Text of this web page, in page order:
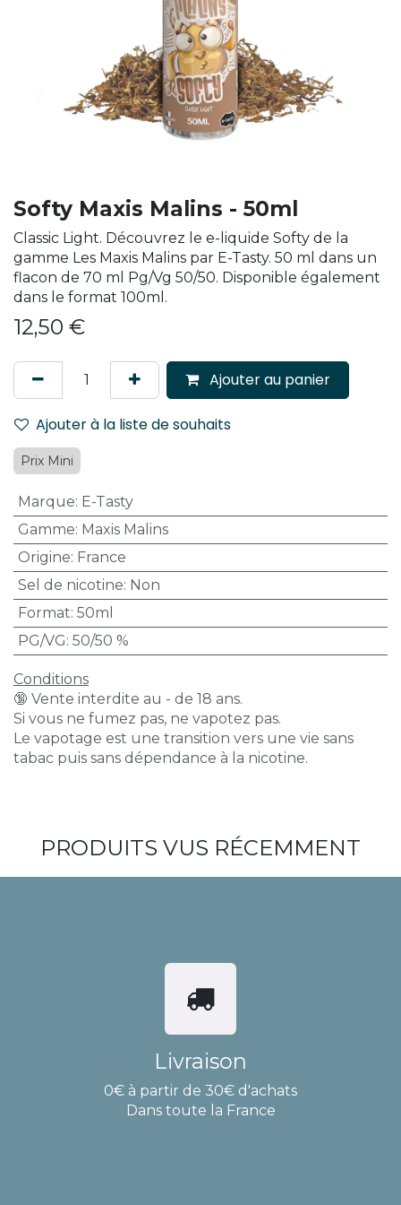
Softy Maxis Malins - 50ml
Classic Light. Découvrez le e-liquide Softy de la
gamme Les Maxis Malins par E-Tasty. 50 ml dans un
flacon de 70 ml Pg/Vg 50/50. Disponible également
dans le format 100ml.
12,50 €
Ajouter au panier
Ajouter à la liste de souhaits
Prix Mini
Marque: E-Tasty
Gamme: Maxis Malins
Origine: France
Sel de nicotine: Non
Format: 50ml
PG/VG: 50/50 %
Conditions
🔞 Vente interdite au - de 18 ans.
Si vous ne fumez pas, ne vapotez pas.
Le vapotage est une transition vers une vie sans
tabac puis sans dépendance à la nicotine.
PRODUITS VUS RÉCEMMENT
Livraison
0€ à partir de 30€ d'achats
Dans toute la France